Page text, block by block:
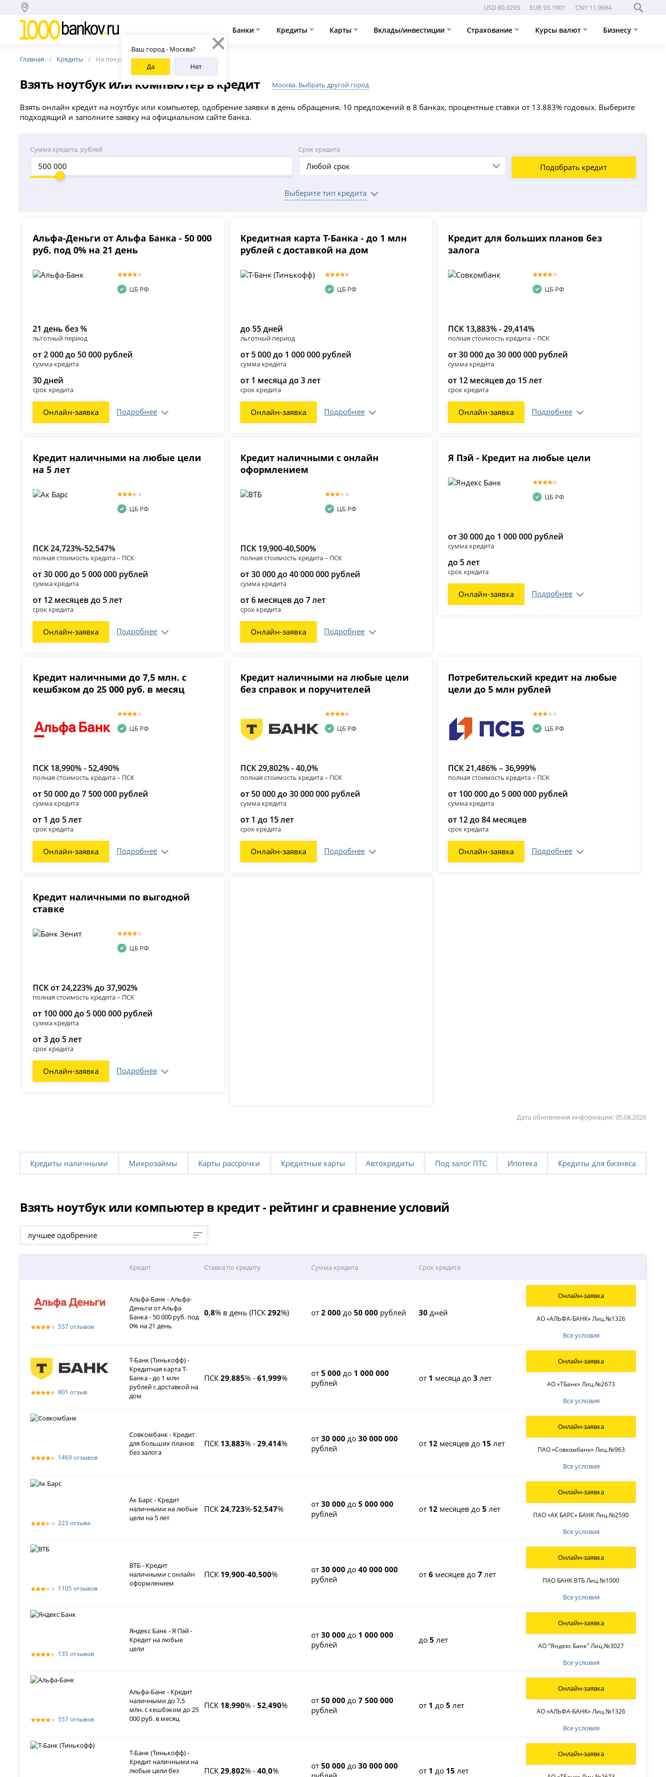
Ваш город - Москва?
Да
Нет
USD 80.9293 EUR 93.1901 CNY 11.9684
Банки Кредиты Карты Вклады/инвестиции Страхование Курсы валют Бизнесу
Главная Кредиты На покупку ноутбука
Взять ноутбук или компьютер в кредит Москва. Выбрать другой город
Взять онлайн кредит на ноутбук или компьютер, одобрение заявки в день обращения. 10 предложений в 8 банках, процентные ставки от 13.883% годовых. Выберите
подходящий и заполните заявку на официальном сайте банка.
Сумма кредита, рублей Срок кредита
Любой срок Подобрать кредит
Выберите тип кредита
Альфа-Деньги от Альфа Банка - 50 000
руб. под 0% на 21 день
ЦБ РФ
21 день без %
льготный период
от 2 000 до 50 000 рублей
сумма кредита
30 дней
срок кредита
Онлайн-заявка Подробнее
Кредитная карта Т-Банка - до 1 млн
рублей с доставкой на дом
ЦБ РФ
до 55 дней
льготный период
от 5 000 до 1 000 000 рублей
сумма кредита
от 1 месяца до 3 лет
срок кредита
Онлайн-заявка Подробнее
Кредит для больших планов без
залога
ЦБ РФ
ПСК 13,883% - 29,414%
полная стоимость кредита – ПСК
от 30 000 до 30 000 000 рублей
сумма кредита
от 12 месяцев до 15 лет
срок кредита
Онлайн-заявка Подробнее
Кредит наличными на любые цели
на 5 лет
ЦБ РФ
ПСК 24,723%-52,547%
полная стоимость кредита – ПСК
от 30 000 до 5 000 000 рублей
сумма кредита
от 12 месяцев до 5 лет
срок кредита
Онлайн-заявка Подробнее
Кредит наличными с онлайн
оформлением
ЦБ РФ
ПСК 19,900-40,500%
полная стоимость кредита – ПСК
от 30 000 до 40 000 000 рублей
сумма кредита
от 6 месяцев до 7 лет
срок кредита
Онлайн-заявка Подробнее
Я Пэй - Кредит на любые цели
ЦБ РФ
от 30 000 до 1 000 000 рублей
сумма кредита
до 5 лет
срок кредита
Онлайн-заявка Подробнее
Кредит наличными до 7,5 млн. с
кешбэком до 25 000 руб. в месяц
ЦБ РФ
ПСК 18,990% - 52,490%
полная стоимость кредита – ПСК
от 50 000 до 7 500 000 рублей
сумма кредита
от 1 до 5 лет
срок кредита
Онлайн-заявка Подробнее
Кредит наличными на любые цели
без справок и поручителей
ЦБ РФ
ПСК 29,802% - 40,0%
полная стоимость кредита – ПСК
от 50 000 до 30 000 000 рублей
сумма кредита
от 1 до 15 лет
срок кредита
Онлайн-заявка Подробнее
Потребительский кредит на любые
цели до 5 млн рублей
ЦБ РФ
ПСК 21,486% – 36,999%
полная стоимость кредита – ПСК
от 100 000 до 5 000 000 рублей
сумма кредита
от 12 до 84 месяцев
срок кредита
Онлайн-заявка Подробнее
Кредит наличными по выгодной
ставке
ЦБ РФ
ПСК от 24,223% до 37,902%
полная стоимость кредита – ПСК
от 100 000 до 5 000 000 рублей
сумма кредита
от 3 до 5 лет
срок кредита
Онлайн-заявка Подробнее
Дата обновления информации: 05.08.2026
Кредиты наличными Микрозаймы Карты рассрочки Кредитные карты Автокредиты Под залог ПТС Ипотека Кредиты для бизнеса
Взять ноутбук или компьютер в кредит - рейтинг и сравнение условий
лучшее одобрение
Кредит Ставка по кредиту Сумма кредита Срок кредита
557 отзывов
Альфа-Банк - Альфа-
Деньги от Альфа
Банка - 50 000 руб. под
0% на 21 день
0,8% в день (ПСК 292%) от2 000 до50 000 рублей 30 дней
Все условия
АО «АЛЬФА-БАНК» Лиц.№1326
Онлайн-заявка
801 отзыв
Т-Банк (Тинькофф) -
Кредитная карта Т-
Банка - до 1 млн
рублей с доставкой на
дом
ПСК 29,885% - 61,999% от5 000 до 1 000 000
рублей
от 1 месяца до3 лет
Все условия
АО «ТБанк» Лиц.№2673
Онлайн-заявка
1469 отзывов
Совкомбанк - Кредит
для больших планов
без залога
ПСК 13,883% - 29,414% от30 000 до30 000 000
рублей
от 12 месяцев до 15 лет
Все условия
ПАО «Совкомбанк» Лиц.№963
Онлайн-заявка
223 отзыва
Ак Барс - Кредит
наличными на любые
цели на 5 лет
ПСК 24,723%-52,547% от30 000 до5 000 000
рублей
от 12 месяцев до5 лет
Все условия
ПАО «АК БАРС» БАНК Лиц.№2590
Онлайн-заявка
1105 отзывов
ВТБ - Кредит
наличными с онлайн
оформлением
ПСК 19,900-40,500% от30 000 до40 000 000
рублей
от6 месяцев до7 лет
Все условия
ПАО БАНК ВТБ Лиц.№1000
Онлайн-заявка
135 отзывов
Яндекс Банк - Я Пэй -
Кредит на любые
цели
от30 000 до 1 000 000
рублей
до5 лет
Все условия
АО "Яндекс Банк" Лиц.№3027
Онлайн-заявка
557 отзывов
Альфа-Банк - Кредит
наличными до 7,5
млн. с кешбэком до 25
000 руб. в месяц
ПСК 18,990% - 52,490% от50 000 до7 500 000
рублей
от 1 до5 лет
Все условия
АО «АЛЬФА-БАНК» Лиц.№1326
Онлайн-заявка
Т-Банк (Тинькофф) -
Кредит наличными на
любые цели без
ПСК 29,802% - 40,0% от50 000 до30 000 000
от 1 до 15 лет
Онлайн-заявка